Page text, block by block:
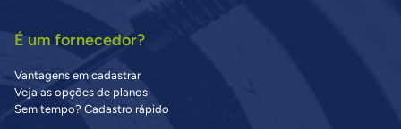
É um fornecedor?
Vantagens em cadastrar
Veja as opções de planos
Sem tempo? Cadastro rápido